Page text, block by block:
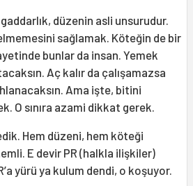
düzenin asli unsurudur.
sağlamak. Köteğin de bir
bunlar da insan. Yemek
Aç kalır da çalışamazsa
Ama işte, bitini
O sınıra azami dikkat gerek.
Hem düzeni, hem köteği
E devir PR (halkla ilişkiler)
yürü ya kulum dendi, o koşuyor.